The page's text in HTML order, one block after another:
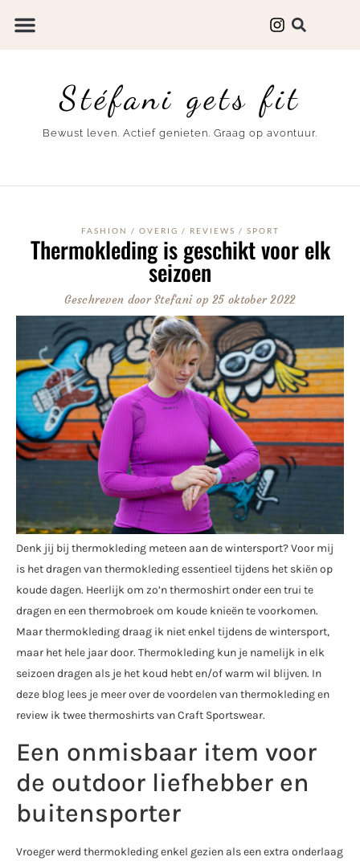
Stéfani gets fit
Bewust leven. Actief genieten. Graag op avontuur.
FASHION / OVERIG / REVIEWS / SPORT
Thermokleding is geschikt voor elk
seizoen
Geschreven doorStefani op 25 oktober 2022
Denk jij bij thermokleding meteen aan de wintersport? Voor mij
is het dragen van thermokleding essentieel tijdens het skiën op
koude dagen. Heerlijk om zo’n thermoshirt onder een trui te
dragen en een thermobroek om koude knieën te voorkomen.
Maar thermokleding draag ik niet enkel tijdens de wintersport,
maar het hele jaar door. Thermokleding kun je namelijk in elk
seizoen dragen als je het koud hebt en/of warm wil blijven. In
deze blog lees je meer over de voordelen van thermokleding en
review ik twee thermoshirts van Craft Sportswear.
Een onmisbaar item voor
de outdoor liefhebber en
buitensporter
Vroeger werd thermokleding enkel gezien als een extra onderlaag